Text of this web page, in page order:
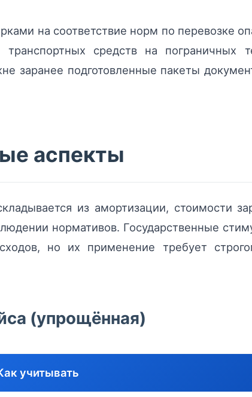
на соответствие норм по перевозке
средств на пограничных
заранее подготовленные пакеты
аспекты
из амортизации, стоимости
нормативов. Государственные
но их применение требует
(упрощённая)
учитывать